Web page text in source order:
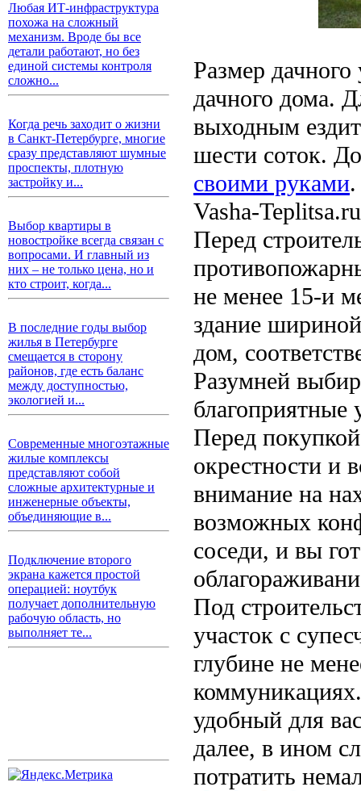
Любая ИТ-инфраструктура
похожа на сложный
механизм. Вроде бы все
детали работают, но без
единой системы контроля
сложно...
Когда речь заходит о жизни
в Санкт-Петербурге, многие
сразу представляют шумные
проспекты, плотную
застройку и...
Выбор квартиры в
новостройке всегда связан с
вопросами. И главный из
них – не только цена, но и
кто строит, когда...
В последние годы выбор
жилья в Петербурге
смещается в сторону
районов, где есть баланс
между доступностью,
экологией и...
Современные многоэтажные
жилые комплексы
представляют собой
сложные архитектурные и
инженерные объекты,
объединяющие в...
Подключение второго
экрана кажется простой
операцией: ноутбук
получает дополнительную
рабочую область, но
выполняет те...
Размер
дачного дома.
выходным
шести соток.
своими руками
Vasha-
Перед
не менее 15-и
здание
дом,
Разумней
благоприятные
Перед покупкой
окрестности и
внимание на
возможных
соседи, и вы
Под
участок с
глубине не
удобный для
далее, в ином
потратить